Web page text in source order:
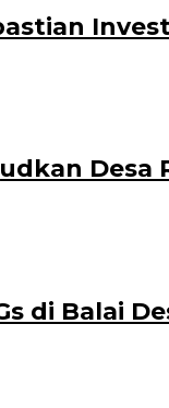
Desa
di Balai